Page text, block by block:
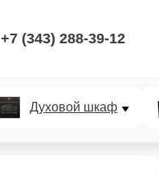
+7 (343) 288-39-12
Духовой шкаф